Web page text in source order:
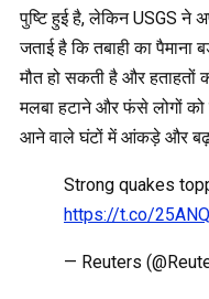
पुष्टि हुई है, लेकिन USGS ने
जताई है कि तबाही का पैमाना
मौत हो सकती है और
मलबा हटाने और फंसे लोगों को
आने वाले घंटों में आंकड़े और
Strong quakes
https://t.co/
— Reuters